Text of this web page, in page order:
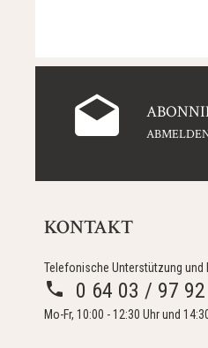
KONTAKT
Telefonische Unterstützung und
0 64 03 / 97
Mo-Fr, 10:00 - 12:30 Uhr und